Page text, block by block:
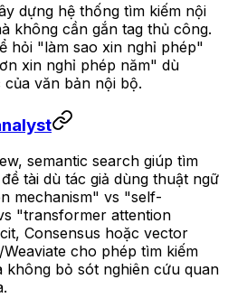
dựng hệ thống tìm kiếm nội
không cần gắn tag thủ công.
hỏi "làm sao xin nghỉ phép"
xin nghỉ phép năm" dù
văn bản nội bộ.
semantic search giúp tìm
tài dù tác giả dùng thuật ngữ
mechanism" vs "self-
"transformer attention
Consensus hoặc vector
cho phép tìm kiếm
không bỏ sót nghiên cứu quan